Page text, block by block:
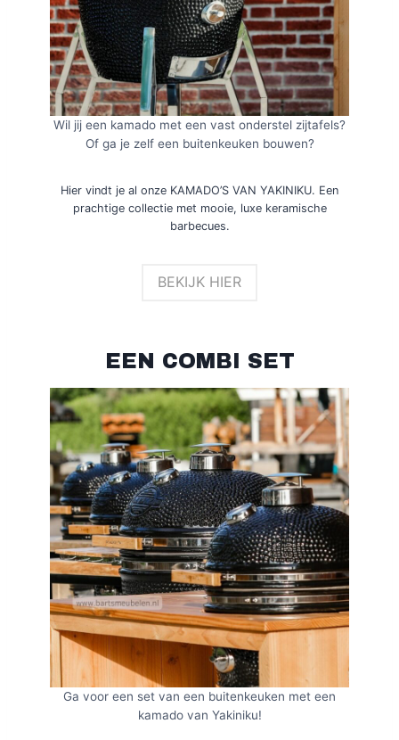
Wil jij een kamado met een vast onderstel zijtafels?
Of ga je zelf een buitenkeuken bouwen?
Hier vindt je al onze KAMADO’S VAN YAKINIKU. Een
prachtige collectie met mooie, luxe keramische
barbecues.
BEKIJK HIER
EEN COMBI SET
Ga voor een set van een buitenkeuken met een
kamado van Yakiniku!